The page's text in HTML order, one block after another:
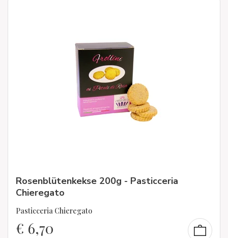
Rosenblütenkekse 200g - Pasticceria
Chieregato
Pasticceria Chieregato
€ 6,70